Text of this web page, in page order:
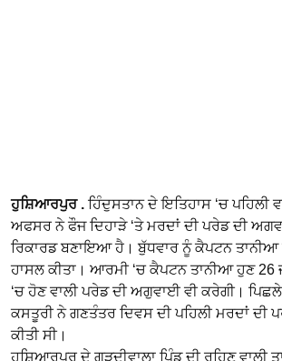
ਹੁਸ਼ਿਆਰਪੁਰ . ਹਿੰਦੁਸਤਾਨ ਦੇ ਇਤਿਹਾਸ ‘ਚ ਪਹਿਲੀ
ਅਫਸਰ ਨੇ ਫੌਜ ਦਿਹਾੜੇ ‘ਤੇ ਮਰਦਾਂ ਦੀ ਪਰੇਡ ਦੀ
ਰਿਕਾਰਡ ਬਣਾਇਆ ਹੈ। ਬੁੱਧਵਾਰ ਨੂੰ ਕੈਪਟਨ
ਹਾਸਲ ਕੀਤਾ। ਆਰਮੀ ‘ਚ ਕੈਪਟਨ ਤਾਨੀਆ ਹੁਣ 26
‘ਚ ਹੋਣ ਵਾਲੀ ਪਰੇਡ ਦੀ ਅਗੁਵਾਈ ਵੀ ਕਰੇਗੀ।
ਕਸਤੂਰੀ ਨੇ ਗਣਤੰਤਰ ਦਿਵਸ ਦੀ ਪਹਿਲੀ ਮਰਦਾਂ ਦੀ
ਕੀਤੀ ਸੀ।
ਹੁਸ਼ਿਆਰਪੁਰ ਦੇ ਗੜਦੀਵਾਲਾ ਪਿੰਡ ਦੀ ਰਹਿਣ ਵਾਲੀ